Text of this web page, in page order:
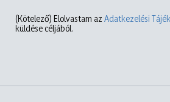
(Kötelező) Elolvastam az Adatkezelési
küldése céljából.